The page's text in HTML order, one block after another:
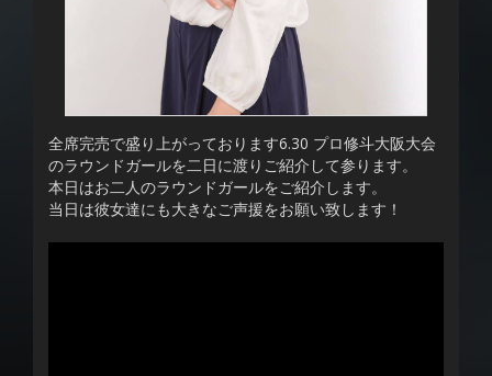
全席完売で盛り上がっております6.30 プロ修斗大阪大会
のラウンドガールを二日に渡りご紹介して参ります。
本日はお二人のラウンドガールをご紹介します。
当日は彼女達にも大きなご声援をお願い致します！